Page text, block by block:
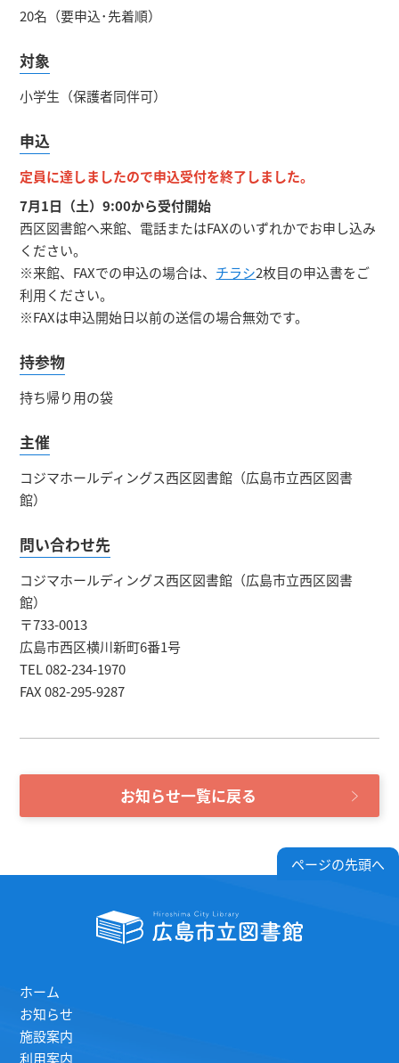
20名（要申込･先着順）
対象
小学生（保護者同伴可）
申込
定員に達しましたので申込受付を終了しました。
7月1日（土）9:00から受付開始
西区図書館へ来館、電話またはFAXのいずれかでお申し込み
ください。
※来館、FAXでの申込の場合は、 チラシ2枚目の申込書をご
利用ください。
※FAXは申込開始日以前の送信の場合無効です。
持参物
持ち帰り用の袋
主催
コジマホールディングス西区図書館（広島市立西区図書
館）
問い合わせ先
コジマホールディングス西区図書館（広島市立西区図書
館）
〒733-0013
広島市西区横川新町6番1号
TEL 082-234-1970
FAX 082-295-9287
お知らせ一覧に戻る
ページの先頭へ
ホーム
お知らせ
施設案内
利用案内